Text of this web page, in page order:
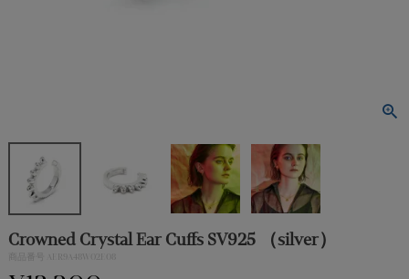
EARCUFF｜イヤカフ
BRACELET｜
Crowned Crystal Ear Cuffs SV925 （silver）
AER9A48W02E08